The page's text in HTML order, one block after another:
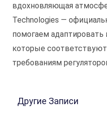
вдохновляющая
Technologies —
помогаем
которые соответствуют
требованиям
Другие Записи